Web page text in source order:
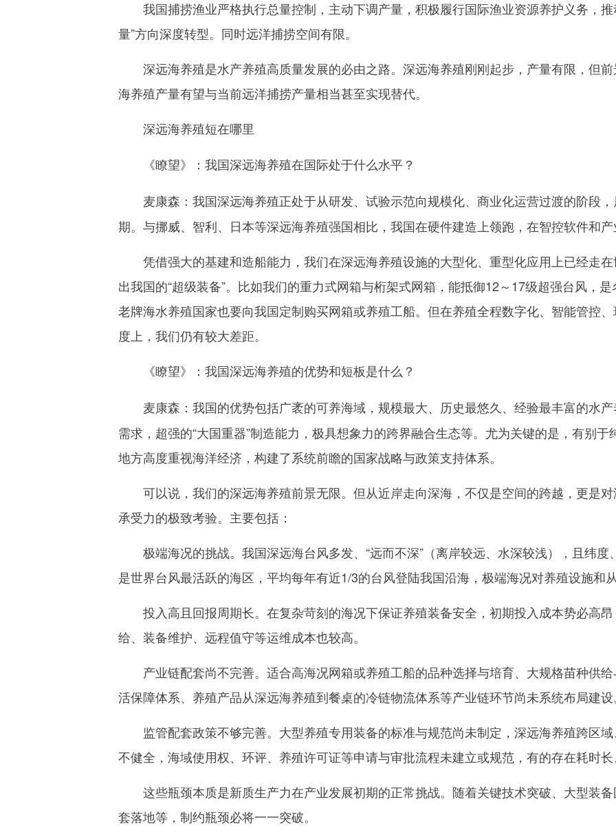
我国捕捞渔业严格执行总量控制，主动下调产量，积极履行国际渔业资源养护义务，推
量”方向深度转型。同时远洋捕捞空间有限。
深远海养殖是水产养殖高质量发展的必由之路。深远海养殖刚刚起步，产量有限，但
海养殖产量有望与当前远洋捕捞产量相当甚至实现替代。
深远海养殖短在哪里
《瞭望》： 我国深远海养殖在国际处于什么水平？
麦康森： 我国深远海养殖正处于从研发、试验示范向规模化、商业化运营过渡的阶段
期。与挪威、智利、日本等深远海养殖强国相比，我国在硬件建造上领跑，在智控软件和
凭借强大的基建和造船能力，我们在深远海养殖设施的大型化、重型化应用上已经走
出我国的“超级装备”。比如我们的重力式网箱与桁架式网箱，能抵御12～17级超强台风，
老牌海水养殖国家也要向我国定制购买网箱或养殖工船。但在养殖全程数字化、智能管控
度上，我们仍有较大差距。
《瞭望》： 我国深远海养殖的优势和短板是什么？
麦康森： 我国的优势包括广袤的可养海域，规模最大、历史最悠久、经验最丰富的水
需求，超强的“大国重器”制造能力，极具想象力的跨界融合生态等。尤为关键的是，有别
地方高度重视海洋经济，构建了系统前瞻的国家战略与政策支持体系。
可以说，我们的深远海养殖前景无限。但从近岸走向深海，不仅是空间的跨越，更是
承受力的极致考验。主要包括：
极端海况的挑战。我国深远海台风多发、“远而不深”（离岸较远、水深较浅），且纬度
是世界台风最活跃的海区，平均每年有近1/3的台风登陆我国沿海，极端海况对养殖设施和
投入高且回报周期长。在复杂苛刻的海况下保证养殖装备安全，初期投入成本势必高
给、装备维护、远程值守等运维成本也较高。
产业链配套尚不完善。适合高海况网箱或养殖工船的品种选择与培育、大规格苗种供
活保障体系、养殖产品从深远海养殖到餐桌的冷链物流体系等产业链环节尚未系统布局建
监管配套政策不够完善。大型养殖专用装备的标准与规范尚未制定，深远海养殖跨区
不健全，海域使用权、环评、养殖许可证等申请与审批流程未建立或规范，有的存在耗时
这些瓶颈本质是新质生产力在产业发展初期的正常挑战。随着关键技术突破、大型装
套落地等，制约瓶颈必将一一突破。